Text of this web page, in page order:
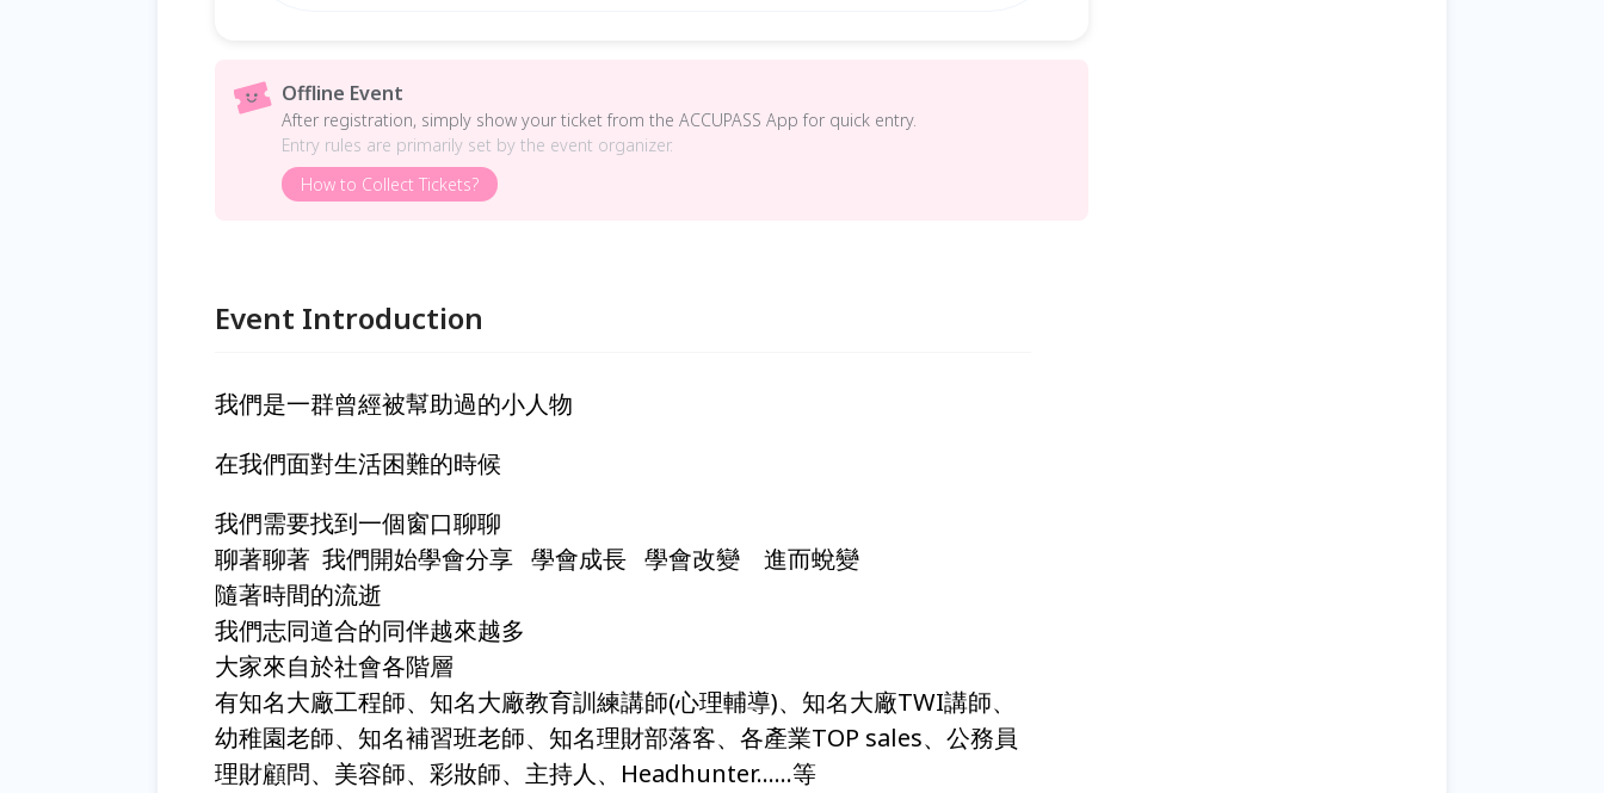
Offline Event
After registration, simply show your ticket from the ACCUPASS App for quick entry.
Entry rules are primarily set by the event organizer.
How to Collect Tickets?
Event Introduction
我們是一群曾經被幫助過的小人物
在我們面對生活困難的時候
我們需要找到一個窗口聊聊
聊著聊著 我們開始學會分享 學會成長 學會改變 進而蛻變
隨著時間的流逝
我們志同道合的同伴越來越多
大家來自於社會各階層
有知名大廠工程師、知名大廠教育訓練講師(心理輔導)、知名大廠TWI講師、
幼稚園老師、知名補習班老師、知名理財部落客、各產業TOP sales、公務員
理財顧問、美容師、彩妝師、主持人、Headhunter……等